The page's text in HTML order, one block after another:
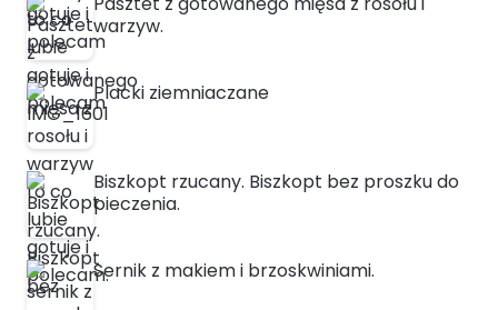
warzyw.
Placki ziemniaczane
Biszkopt rzucany. Biszkopt bez proszku do
pieczenia.
Sernik z makiem i brzoskwiniami.